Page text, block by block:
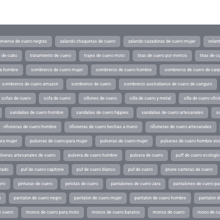
de cuero negras zalando chaquetas de cuero zalando cazadoras de cuero mujer
de cubo tratamiento de cuero trajes de cuero moto tiras de cuero por metros tiras de
hombre sombreros de cuero mujer sombreros de cuero hombre sombreros de cuero de
sombreros de cuero amazon sombreros de cuero sombreros australianos de cuero de canguro
sofas de cuero sofa de cuero sillones de cuero silla de cuero y metal silla de cuero
sandalias de cuero hombre sandalias de cuero hippies sandalias de cuero artesanales
riñoneras de cuero hombre riñoneras de cuero hechas a mano riñoneras de cuero artesanales
mujer pulseras de cuero para mujer pulseras de cuero mujer pulseras de cuero hombre
artesanales de cuero pulsera de cuero hombre pulsera de cuero puff de cuero
puf de cuero capitone puf de cuero blanco puf de cuero prune carteras de cuero
pinturas de cuero pelotas de cuero pantalones de cuero zara pantalones de cuero
pantalon de cuero negro pantalon de cuero mujer pantalon de cuero hombre pantalon
cuero monos de cuero para moto monos de cuero baratos monos de cuero mono de